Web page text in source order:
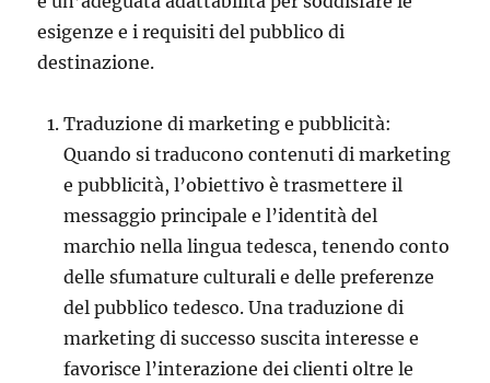
esigenze e i requisiti del pubblico di
destinazione.
Traduzione di marketing e pubblicità:
Quando si traducono contenuti di marketing
e pubblicità, l’obiettivo è trasmettere il
messaggio principale e l’identità del
marchio nella lingua tedesca, tenendo conto
delle sfumature culturali e delle preferenze
del pubblico tedesco. Una traduzione di
marketing di successo suscita interesse e
favorisce l’interazione dei clienti oltre le